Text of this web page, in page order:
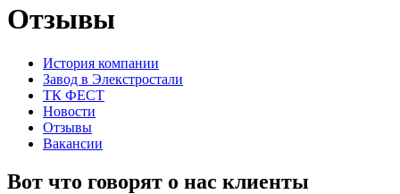
Отзывы
История компании
Завод в Элекстростали
ТК ФЕСТ
Новости
Отзывы
Вакансии
Вот что говорят о нас клиенты